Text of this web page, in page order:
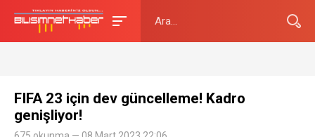
FIFA 23 için dev güncelleme! Kadro
genişliyor!